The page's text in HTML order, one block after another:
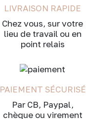
LIVRAISON RAPIDE
Chez vous, sur votre
lieu de travail ou en
point relais
PAIEMENT SÉCURISÉ
Par CB, Paypal,
chèque ou virement